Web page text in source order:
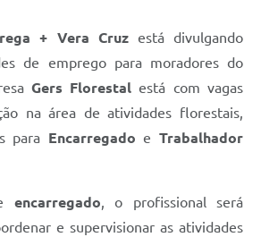
+ Vera Cruzestá divulgando
de emprego para moradores do
Gers Florestal está com vagas
na área de atividades florestais,
para Encarregado eTrabalhador
encarregado, o profissional será
e supervisionar as atividades